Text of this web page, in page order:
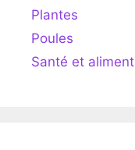
Plantes
Poules
Santé et